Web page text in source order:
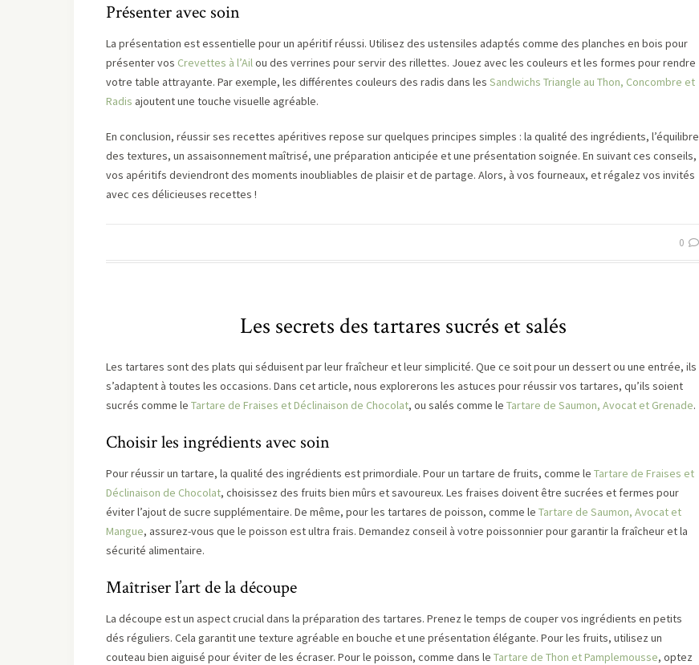
Présenter avec soin
La présentation est essentielle pour un apéritif réussi. Utilisez des ustensiles adaptés comme des planches en bois pour
présenter vos Crevettes à l’Ailou des verrines pour servir des rillettes. Jouez avec les couleurs et les formes pour rendre
votre table attrayante. Par exemple, les différentes couleurs des radis dans les Sandwichs Triangle au Thon, Concombre et
Radis ajoutent une touche visuelle agréable.
En conclusion, réussir ses recettes apéritives repose sur quelques principes simples : la qualité des ingrédients, l’équilibre
des textures, un assaisonnement maîtrisé, une préparation anticipée et une présentation soignée. En suivant ces conseils,
vos apéritifs deviendront des moments inoubliables de plaisir et de partage. Alors, à vos fourneaux, et régalez vos invités
avec ces délicieuses recettes !
0
Les secrets des tartares sucrés et salés
Les tartares sont des plats qui séduisent par leur fraîcheur et leur simplicité. Que ce soit pour un dessert ou une entrée, ils
s’adaptent à toutes les occasions. Dans cet article, nous explorerons les astuces pour réussir vos tartares, qu’ils soient
sucrés comme le Tartare de Fraises et Déclinaison de Chocolat, ou salés comme le Tartare de Saumon, Avocat et Grenade.
Choisir les ingrédients avec soin
Pour réussir un tartare, la qualité des ingrédients est primordiale. Pour un tartare de fruits, comme le Tartare de Fraises et
Déclinaison de Chocolat, choisissez des fruits bien mûrs et savoureux. Les fraises doivent être sucrées et fermes pour
éviter l’ajout de sucre supplémentaire. De même, pour les tartares de poisson, comme le Tartare de Saumon, Avocat et
Mangue, assurez-vous que le poisson est ultra frais. Demandez conseil à votre poissonnier pour garantir la fraîcheur et la
sécurité alimentaire.
Maîtriser l’art de la découpe
La découpe est un aspect crucial dans la préparation des tartares. Prenez le temps de couper vos ingrédients en petits
dés réguliers. Cela garantit une texture agréable en bouche et une présentation élégante. Pour les fruits, utilisez un
couteau bien aiguisé pour éviter de les écraser. Pour le poisson, comme dans le Tartare de Thon et Pamplemousse, optez